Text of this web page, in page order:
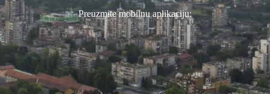
Preuzmite mobilnu aplikaciju: